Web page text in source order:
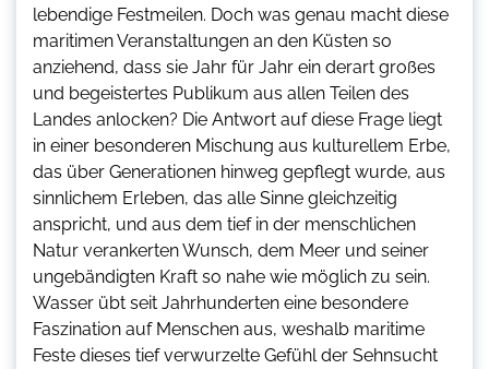
lebendige Festmeilen. Doch was genau macht diese
maritimen Veranstaltungen an den Küsten so
anziehend, dass sie Jahr für Jahr ein derart großes
und begeistertes Publikum aus allen Teilen des
Landes anlocken? Die Antwort auf diese Frage liegt
in einer besonderen Mischung aus kulturellem Erbe,
das über Generationen hinweg gepflegt wurde, aus
sinnlichem Erleben, das alle Sinne gleichzeitig
anspricht, und aus dem tief in der menschlichen
Natur verankerten Wunsch, dem Meer und seiner
ungebändigten Kraft so nahe wie möglich zu sein.
Wasser übt seit Jahrhunderten eine besondere
Faszination auf Menschen aus, weshalb maritime
Feste dieses tief verwurzelte Gefühl der Sehnsucht